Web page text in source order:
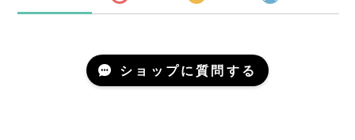
ショップに質問する